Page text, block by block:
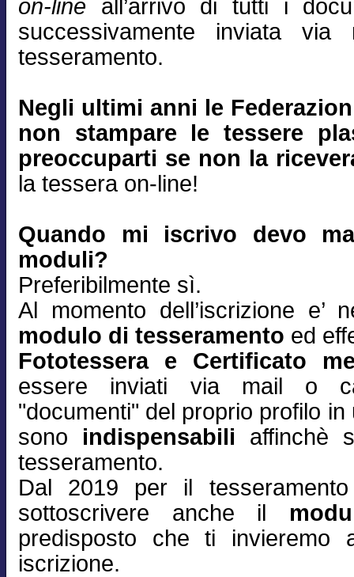
on-line all’arrivo di tutti i
successivamente inviata
tesseramento.
Negli ultimi anni le
non stampare le tessere
preoccuparti se non la
la tessera on-line!
Quando mi iscrivo devo
moduli?
Preferibilmente sì.
Al momento dell’iscrizione e’
modulo di tesseramento ed
Fototessera e Certificato
essere inviati via mail o
"documenti" del proprio profilo
sono indispensabili affinchè
tesseramento.
Dal 2019 per il
sottoscrivere anche il
predisposto che ti invieremo
iscrizione.